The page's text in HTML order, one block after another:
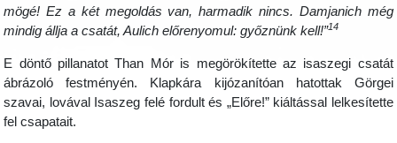
mögé! Ez a két megoldás van, harmadik nincs. Damjanich még
mindig állja a csatát, Aulich előrenyomul: győznünk kell!”14
E döntő pillanatot Than Mór is megörökítette az isaszegi csatát
ábrázoló festményén. Klapkára kijózanítóan hatottak Görgei
szavai, lovával Isaszeg felé fordult és „Előre!” kiáltással lelkesítette
fel csapatait.